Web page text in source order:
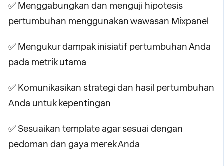
✅ Menggabungkan dan menguji hipotesis
pertumbuhan menggunakan wawasan Mixpanel
✅ Mengukur dampak inisiatif pertumbuhan Anda
pada metrik utama
✅ Komunikasikan strategi dan hasil pertumbuhan
Anda untuk kepentingan
✅ Sesuaikan template agar sesuai dengan
pedoman dan gaya merek Anda